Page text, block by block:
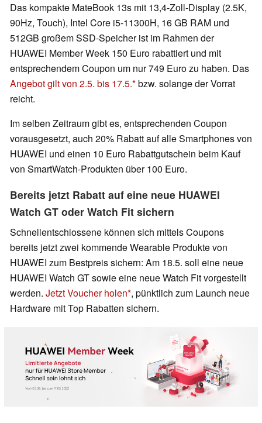
Das kompakte MateBook 13s mit 13,4-Zoll-Display (2.5K,
90Hz, Touch), Intel Core i5-11300H, 16 GB RAM und
512GB großem SSD-Speicher ist im Rahmen der
HUAWEI Member Week 150 Euro rabattiert und mit
entsprechendem Coupon um nur 749 Euro zu haben. Das
Angebot gilt von 2.5. bis 17.5. bzw. solange der Vorrat
reicht.
Im selben Zeitraum gibt es, entsprechenden Coupon
vorausgesetzt, auch 20% Rabatt auf alle Smartphones von
HUAWEI und einen 10 Euro Rabattgutschein beim Kauf
von SmartWatch-Produkten über 100 Euro.
Bereits jetzt Rabatt auf eine neue HUAWEI
Watch GT oder Watch Fit sichern
Schnellentschlossene können sich mittels Coupons
bereits jetzt zwei kommende Wearable Produkte von
HUAWEI zum Bestpreis sichern: Am 18.5. soll eine neue
HUAWEI Watch GT sowie eine neue Watch Fit vorgestellt
werden. Jetzt Voucher holen , pünktlich zum Launch neue
Hardware mit Top Rabatten sichern.